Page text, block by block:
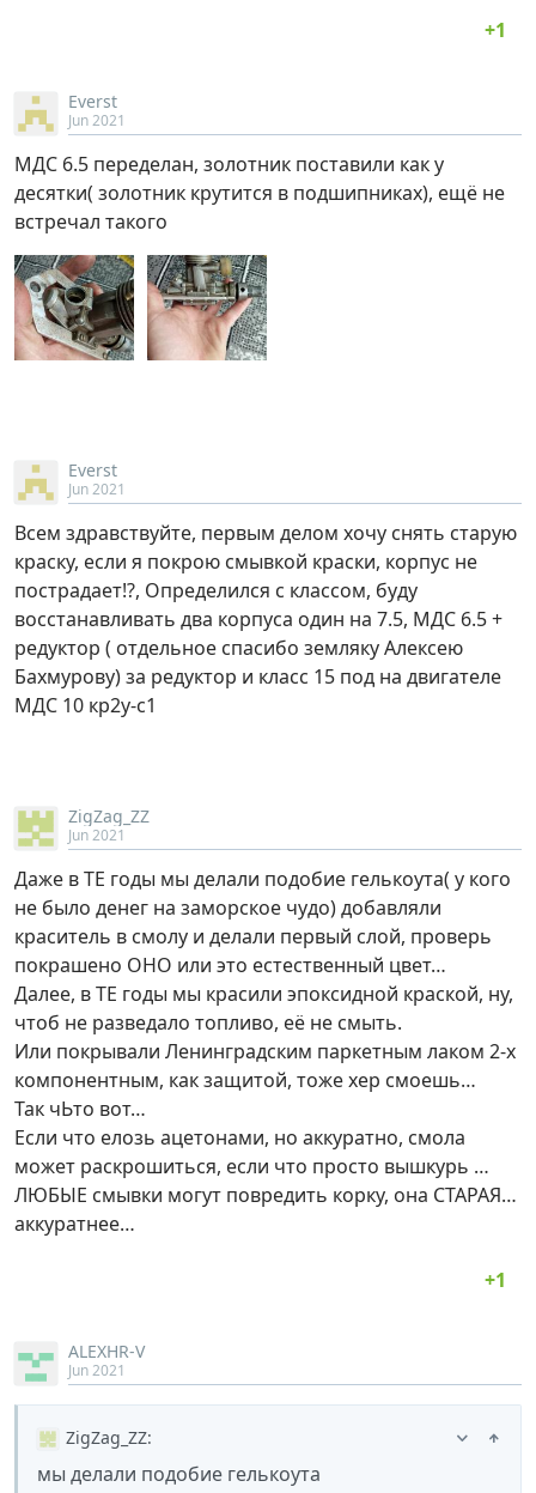
Everst
Jun 2021
МДС 6.5 переделан, золотник поставили как у
десятки( золотник крутится в подшипниках), ещё не
встречал такого
Everst
Jun 2021
Всем здравствуйте, первым делом хочу снять старую
краску, если я покрою смывкой краски, корпус не
пострадает!?, Определился с классом, буду
восстанавливать два корпуса один на 7.5, МДС 6.5 +
редуктор ( отдельное спасибо земляку Алексею
Бахмурову) за редуктор и класс 15 под на двигателе
МДС 10 кр2у-с1
ZigZag_ZZ
Jun 2021
Даже в ТЕ годы мы делали подобие гелькоута( у кого
не было денег на заморское чудо) добавляли
краситель в смолу и делали первый слой, проверь
покрашено ОНО или это естественный цвет…
Далее, в ТЕ годы мы красили эпоксидной краской, ну,
чтоб не разведало топливо, её не смыть.
Или покрывали Ленинградским паркетным лаком 2-х
компонентным, как защитой, тоже хер смоешь…
Так чЬто вот…
Если что елозь ацетонами, но аккуратно, смола
может раскрошиться, если что просто вышкурь …
ЛЮБЫЕ смывки могут повредить корку, она СТАРАЯ…
аккуратнее…
ALEXHR-V
Jun 2021
ZigZag_ZZ:
мы делали подобие гелькоута